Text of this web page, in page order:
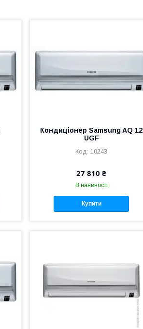
Кондиціонер Samsung AQ 12
UGF
10243
27 810 ₴
В наявності
Купити